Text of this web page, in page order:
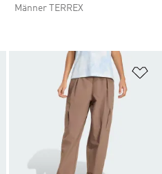
Männer TERREX
Zur Wunschliste hinzufügen